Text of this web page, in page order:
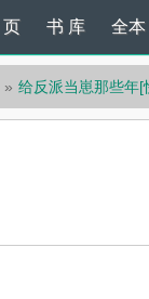
页 书 库 全本
给反派当崽那些年[